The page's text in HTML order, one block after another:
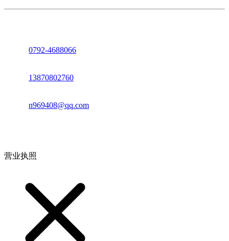
0792-4688066
13870802760
n969408@qq.com
营业执照